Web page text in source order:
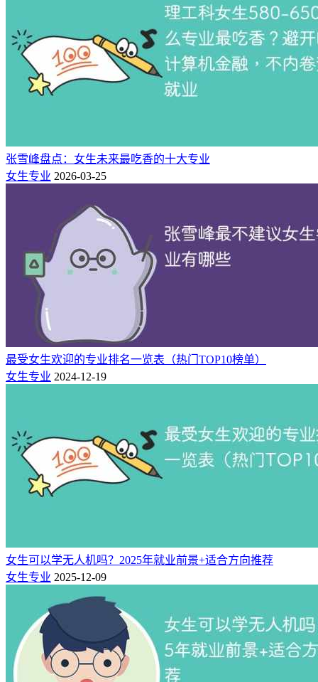
二、就业路径清晰：本科稳体制，读研拿
高薪，两条发展路线任选
仪器专业容错率极高，求安稳不用深造，想高薪提升学历即可
（图：迈瑞医疗仪器类专业招聘）
（一）本科毕业：轻松稳定，适合追求安逸的女生
1、事业单位质检/计量岗（女生热门选择）
张雪峰盘点：女生未来最吃香的十大专业
女生专业 2026-03-25
最受女生欢迎的专业排名一览表（热门TOP10榜单）
女生专业 2024-12-19
女生可以学无人机吗？2025年就业前景+适合方向推荐
女生专业 2025-12-09